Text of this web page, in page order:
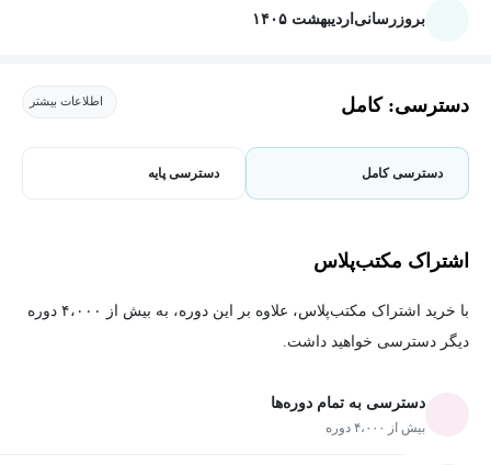
بروزرسانی اردیبهشت ۱۴۰۵
دسترسی: کامل اطلاعات بیشتر
دسترسی کامل دسترسی پایه
اشتراک مکتب‌پلاس
با خرید اشتراک مکتب‌پلاس، علاوه بر این دوره، به بیش از ۴،۰۰۰ دوره
دیگر دسترسی خواهید داشت.
دسترسی به تمام دوره‌ها
بیش از ۴،۰۰۰ دوره